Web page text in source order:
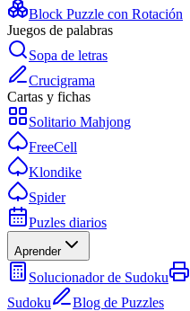
Block Puzzle con Rotación
Juegos de palabras
Sopa de letras
Crucigrama
Cartas y fichas
Solitario Mahjong
FreeCell
Klondike
Spider
Puzles diarios
Aprender
Solucionador de Sudoku
Sudoku
Blog de Puzzles